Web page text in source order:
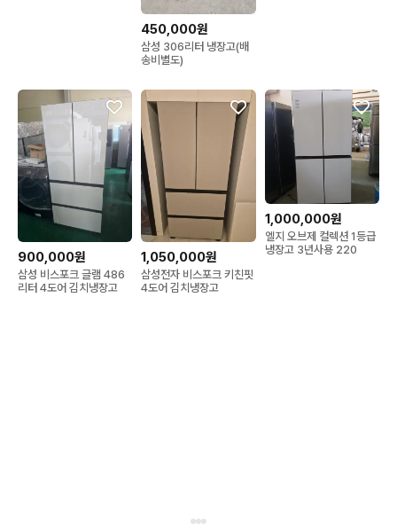
450,000원
삼성 306리터 냉장고(배
송비별도)
900,000원
삼성 비스포크 글램 486
리터 4도어 김치냉장고
1,050,000원
삼성전자 비스포크 키친핏
4도어 김치냉장고
1,000,000원
엘지 오브제 컬렉션 1등급
냉장고 3년사용 220